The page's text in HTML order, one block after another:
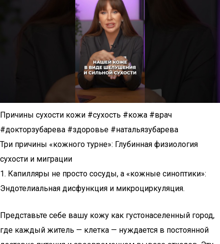
Причины сухости кожи #сухость #кожа #врач
#докторзубарева #здоровье #натальязубарева
Три причины «кожного турне»: Глубинная физиология
сухости и миграции
1. Капилляры не просто сосуды, а «кожные синоптики»:
Эндотелиальная дисфункция и микроциркуляция.
Представьте себе вашу кожу как густонаселенный город,
где каждый житель — клетка — нуждается в постоянной